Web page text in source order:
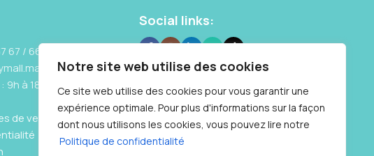
Notre site web utilise des cookies
Ce site web utilise des cookies pour vous garantir une
expérience optimale. Pour plus d'informations sur la façon
dont nous utilisons les cookies, vous pouvez lire notre
Politique de confidentialité
67 / 662 69 10 87
à 18h - Samedi : 9h à
de vente
Social links: